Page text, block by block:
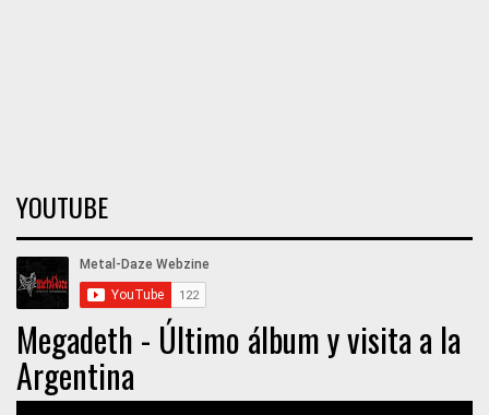
YOUTUBE
Megadeth - Último álbum y visita a la
Argentina